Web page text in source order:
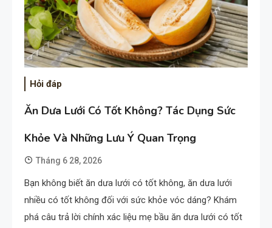
Hỏi đáp
Ăn Dưa Lưới Có Tốt Không? Tác Dụng Sức
Khỏe Và Những Lưu Ý Quan Trọng
Tháng 6 28, 2026
Bạn không biết ăn dưa lưới có tốt không, ăn dưa lưới
nhiều có tốt không đối với sức khỏe vóc dáng? Khám
phá câu trả lời chính xác liệu mẹ bầu ăn dưa lưới có tốt